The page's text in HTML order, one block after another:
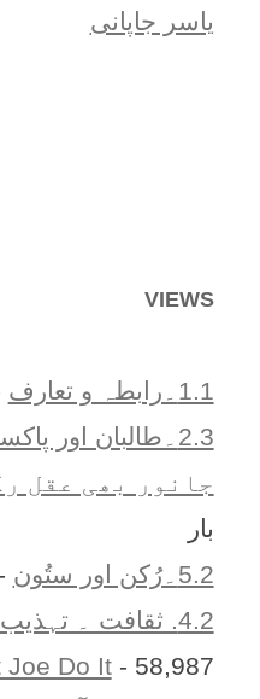
یاسر جاپانی
VIEWS
1.1۔رابطہ و تعارف
2.3۔طالبان اور پاکستان
جانور بھی عقل
بار
5.2۔رُکن اور ستُون
- 73,987 بار
4.2. ثقافت ۔ تہذیب و تمدن
Joe Do It- 58,987 بار